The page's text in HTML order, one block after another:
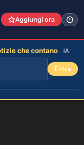
Aggiungi ora
che contano IA
Entra